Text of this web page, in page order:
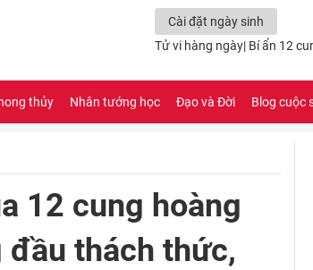
Cài đặt ngày sinh
Tử vi hàng ngày| Bí ẩn 12
thủy Nhân tướng học Đạo và Đời Blog cuộc
12 cung hoàng
thách thức,